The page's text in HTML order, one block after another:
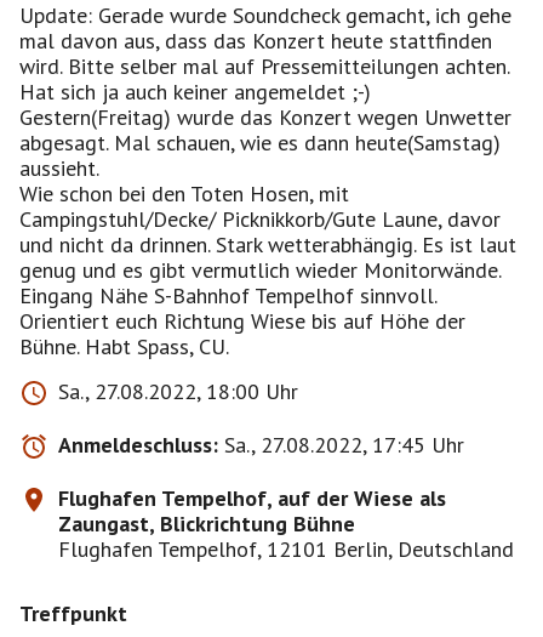
Update: Gerade wurde Soundcheck gemacht, ich gehe
mal davon aus, dass das Konzert heute stattfinden
wird. Bitte selber mal auf Pressemitteilungen achten.
Hat sich ja auch keiner angemeldet ;-)
Gestern(Freitag) wurde das Konzert wegen Unwetter
abgesagt. Mal schauen, wie es dann heute(Samstag)
aussieht.
Wie schon bei den Toten Hosen, mit
Campingstuhl/Decke/ Picknikkorb/Gute Laune, davor
und nicht da drinnen. Stark wetterabhängig. Es ist laut
genug und es gibt vermutlich wieder Monitorwände.
Eingang Nähe S-Bahnhof Tempelhof sinnvoll.
Orientiert euch Richtung Wiese bis auf Höhe der
Bühne. Habt Spass, CU.
Sa., 27.08.2022, 18:00 Uhr
Anmeldeschluss: Sa., 27.08.2022, 17:45 Uhr
Flughafen Tempelhof, auf der Wiese als
Zaungast, Blickrichtung Bühne
Flughafen Tempelhof, 12101 Berlin, Deutschland
Treffpunkt